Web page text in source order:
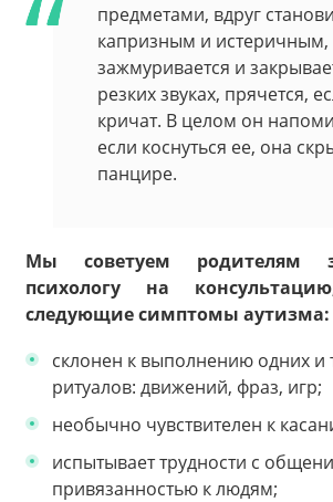
предметами, вдруг
капризным и истеричным,
зажмуривается и
резких звуках, прячется,
кричат. В целом он
если коснуться ее, она
панцире.
Мы советуем родителям
психологу на
следующие симптомы аутизма:
склонен к выполнению одних и
ритуалов: движений, фраз, игр;
необычно чувствителен к
испытывает трудности с
привязанностью к людям;